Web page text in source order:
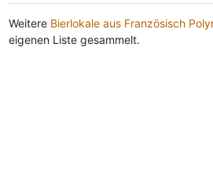
Weitere Bierlokale aus Französisch
eigenen Liste gesammelt.